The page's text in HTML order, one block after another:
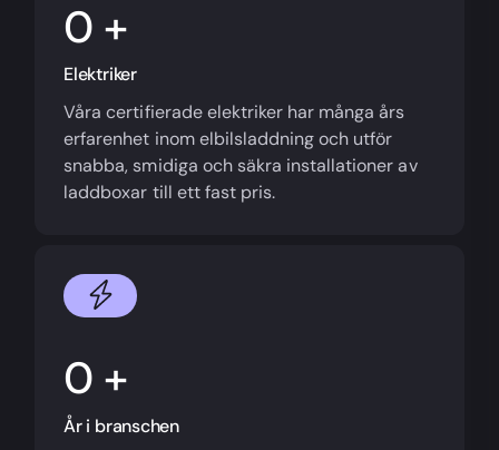
+
Elektriker
Våra certifierade elektriker har många års
erfarenhet inom elbilsladdning och utför
snabba, smidiga och säkra installationer av
laddboxar till ett fast pris.
+
År i branschen